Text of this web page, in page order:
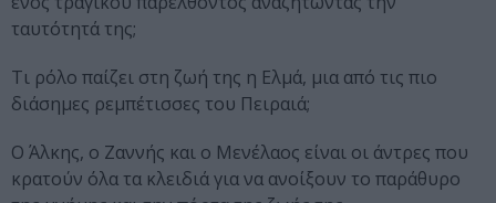
ταυτότητά της;
Τι ρόλο παίζει στη ζωή της η Ελμά, μια από τις πιο
διάσημες ρεμπέτισσες του Πειραιά;
Ο Άλκης, ο Ζαννής και ο Μενέλαος είναι οι άντρες που
κρατούν όλα τα κλειδιά για να ανοίξουν το παράθυρο